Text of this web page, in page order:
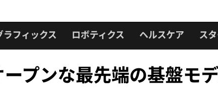
ラフィックス ロボティクス ヘルスケア ス
プンな最先端の基盤モ